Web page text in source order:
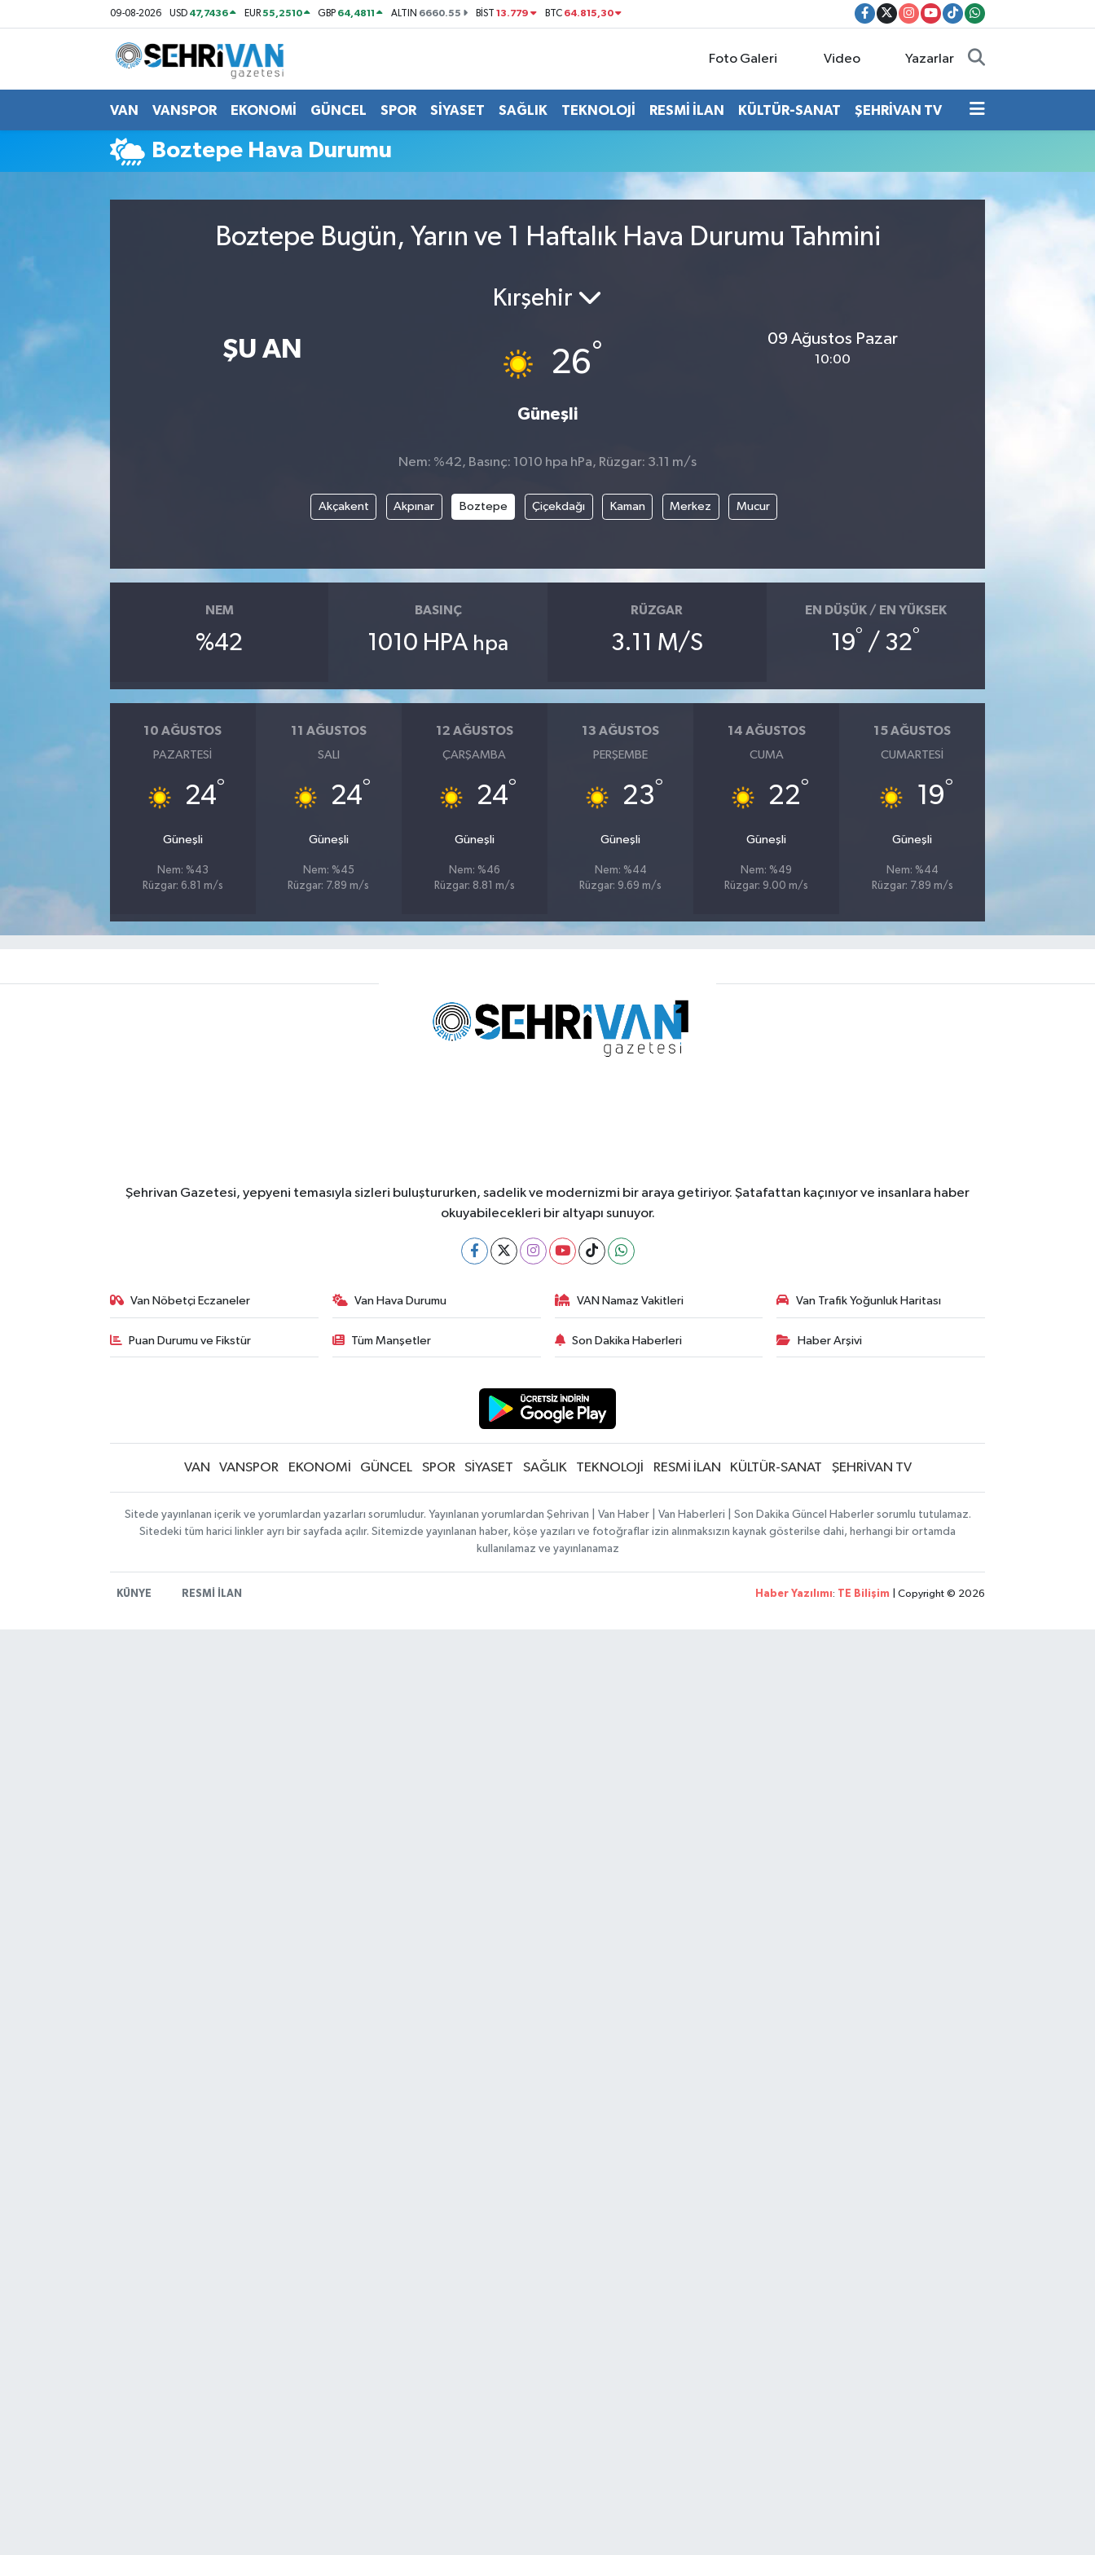
09-08-2026 USD 47,7436 EUR55,2510 GBP 64,4811 ALTIN 6660.55 BİST13.779 BTC 64.815,30
Foto Galeri Video Yazarlar
VAN VANSPOR EKONOMİ GÜNCEL SPOR SİYASET SAĞLIK TEKNOLOJİ RESMİ İLAN KÜLTÜR-SANAT ŞEHRİVAN TV
Boztepe Hava Durumu
Boztepe Bugün, Yarın ve 1 Haftalık Hava Durumu Tahmini
ŞU AN
Kırşehir
26°
Güneşli
09 Ağustos Pazar
10:00
Nem: %42, Basınç: 1010 hpa hPa, Rüzgar: 3.11 m/s
Akçakent Akpınar Boztepe Çiçekdağı Kaman Merkez Mucur
NEM
%42
BASINÇ
1010 HPA hpa
RÜZGAR
3.11 M/S
EN DÜŞÜK / EN YÜKSEK
19° / 32°
10 AĞUSTOS
PAZARTESI
24°
Güneşli
Nem: %43
Rüzgar: 6.81 m/s
11 AĞUSTOS
SALI
24°
Güneşli
Nem: %45
Rüzgar: 7.89 m/s
12 AĞUSTOS
ÇARŞAMBA
24°
Güneşli
Nem: %46
Rüzgar: 8.81 m/s
13 AĞUSTOS
PERŞEMBE
23°
Güneşli
Nem: %44
Rüzgar: 9.69 m/s
14 AĞUSTOS
CUMA
22°
Güneşli
Nem: %49
Rüzgar: 9.00 m/s
15 AĞUSTOS
CUMARTESI
19°
Güneşli
Nem: %44
Rüzgar: 7.89 m/s
Şehrivan Gazetesi, yepyeni temasıyla sizleri buluştururken, sadelik ve modernizmi bir araya getiriyor. Şatafattan kaçınıyor ve insanlara haber
okuyabilecekleri bir altyapı sunuyor.
Van Nöbetçi Eczaneler Van Hava Durumu VAN Namaz Vakitleri Van Trafik Yoğunluk Haritası
Puan Durumu ve Fikstür Tüm Manşetler Son Dakika Haberleri Haber Arşivi
VAN VANSPOR EKONOMİ GÜNCEL SPOR SİYASET SAĞLIK TEKNOLOJİ RESMİ İLAN KÜLTÜR-SANAT ŞEHRİVAN TV
Sitede yayınlanan içerik ve yorumlardan yazarları sorumludur. Yayınlanan yorumlardan Şehrivan | Van Haber | Van Haberleri | Son Dakika Güncel Haberler sorumlu tutulamaz.
Sitedeki tüm harici linkler ayrı bir sayfada açılır. Sitemizde yayınlanan haber, köşe yazıları ve fotoğraflar izin alınmaksızın kaynak gösterilse dahi, herhangi bir ortamda
kullanılamaz ve yayınlanamaz
KÜNYE RESMİ İLAN Haber Yazılımı: TE Bilişim | Copyright © 2026
Van Nöbetçi Eczaneler
Van Hava Durumu
VAN Namaz Vakitleri
Süper Lig Puan Durumu ve Fikstür